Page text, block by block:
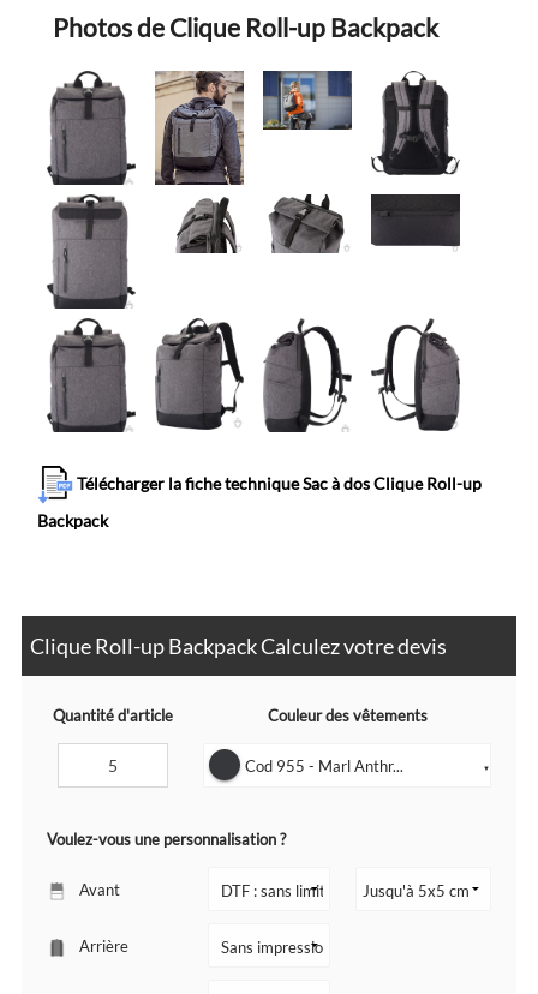
Photos de Clique Roll-up Backpack
Télécharger la fiche technique Sac à dos Clique Roll-up
Backpack
Clique Roll-up Backpack Calculez votre devis
Quantité d'article Couleur des vêtements
Cod 955 - Marl Anthr... ▼
Voulez-vous une personnalisation ?
Avant
Arrière